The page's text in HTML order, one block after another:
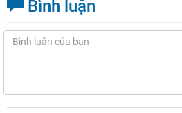
Bình luận